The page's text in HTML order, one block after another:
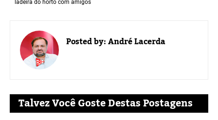
ladeira do horto com amigos
Posted by:André Lacerda
Talvez Você Goste Destas Postagens